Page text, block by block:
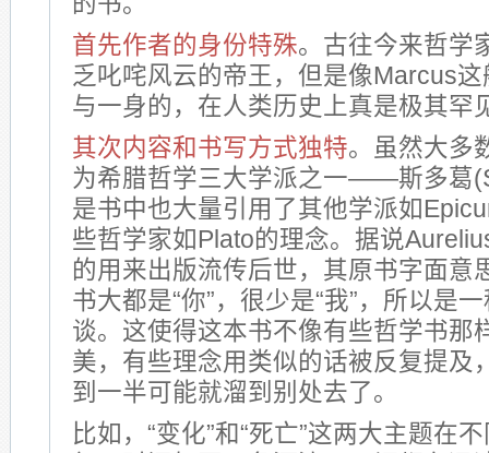
首先作者的身份特殊。古往今来哲学
乏叱咤风云的帝王，但是像Marcus
与一身的，在人类历史上真是极其罕
其次内容和书写方式独特。虽然大多
为希腊哲学三大学派之一——斯多葛
是书中也大量引用了其他学派如
些哲学家如Plato的理念。据说
的用来出版流传后世，其原书字面意
书大都是“你”，很少是“我”，所以是
谈。这使得这本书不像有些哲学书那
美，有些理念用类似的话被反复提及
到一半可能就溜到别处去了。
比如，“变化”和“死亡”这两大主题在